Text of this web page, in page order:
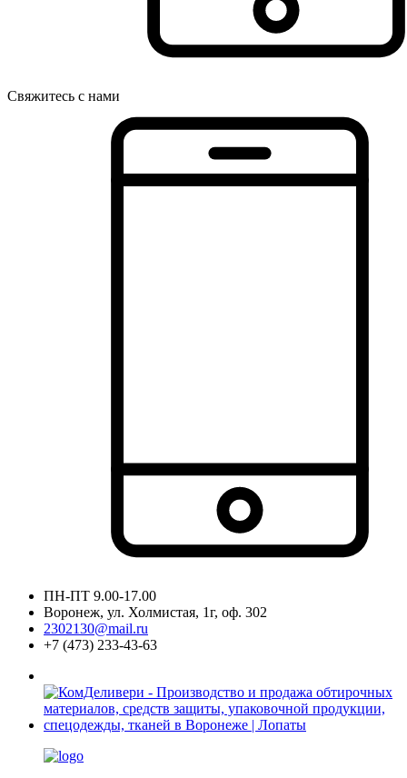
Свяжитесь с нами
ПН-ПТ 9.00-17.00
Воронеж, ул. Холмистая, 1г, оф. 302
2302130@mail.ru
+7 (473) 233-43-63